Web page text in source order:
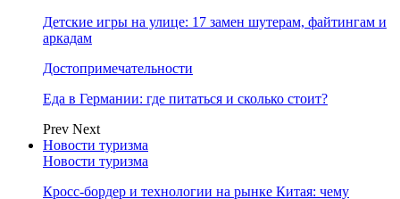
Детские игры на улице: 17 замен шутерам, файтингам и
аркадам
Достопримечательности
Еда в Германии: где питаться и сколько стоит?
Prev Next
Новости туризма
Новости туризма
Кросс-бордер и технологии на рынке Китая: чему